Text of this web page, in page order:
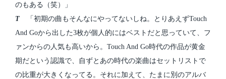
のもある（笑）」
T 「初期の曲もそんなにやってないしね。とりあえずTouch
And Goから出した3枚が個人的にはベストだと思っていて、フ
ァンからの人気も高いから。Touch And Go時代の作品が黄金
期だという認識で、自ずとあの時代の楽曲はセットリストで
の比重が大きくなってる。それに加えて、たまに別のアルバ